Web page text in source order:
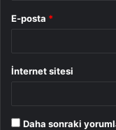
E-posta *
İnternet sitesi
Daha sonraki